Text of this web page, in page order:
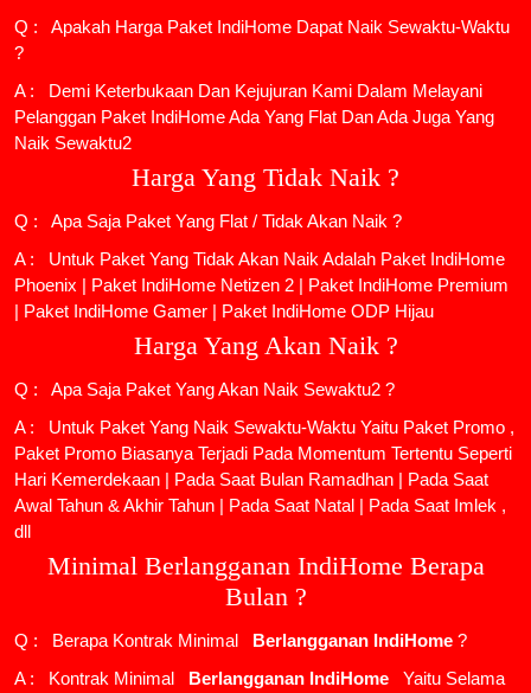
Q : Apakah Harga Paket IndiHome Dapat Naik Sewaktu-Waktu
?
A : Demi Keterbukaan Dan Kejujuran Kami Dalam Melayani
Pelanggan Paket IndiHome Ada Yang Flat Dan Ada Juga Yang
Naik Sewaktu2
Harga Yang Tidak Naik ?
Q : Apa Saja Paket Yang Flat / Tidak Akan Naik ?
A : Untuk Paket Yang Tidak Akan Naik Adalah Paket IndiHome
Phoenix | Paket IndiHome Netizen 2 | Paket IndiHome Premium
| Paket IndiHome Gamer | Paket IndiHome ODP Hijau
Harga Yang Akan Naik ?
Q : Apa Saja Paket Yang Akan Naik Sewaktu2 ?
A : Untuk Paket Yang Naik Sewaktu-Waktu Yaitu Paket Promo ,
Paket Promo Biasanya Terjadi Pada Momentum Tertentu Seperti
Hari Kemerdekaan | Pada Saat Bulan Ramadhan | Pada Saat
Awal Tahun & Akhir Tahun | Pada Saat Natal | Pada Saat Imlek ,
dll
Minimal Berlangganan IndiHome Berapa
Bulan ?
Q : Berapa Kontrak Minimal Berlangganan IndiHome ?
A : Kontrak Minimal
Berlangganan IndiHome
Yaitu Selama